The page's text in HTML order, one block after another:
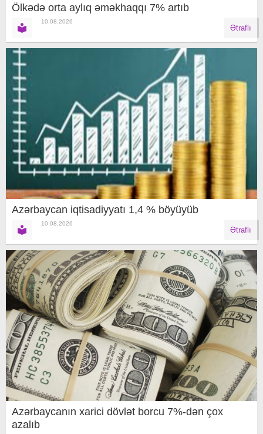
Ölkədə orta aylıq əməkhaqqı 7% artıb
10.08.2026
Ətraflı
Azərbaycan iqtisadiyyatı 1,4 % böyüyüb
10.08.2026
Ətraflı
Azərbaycanın xarici dövlət borcu 7%-dən çox
azalıb